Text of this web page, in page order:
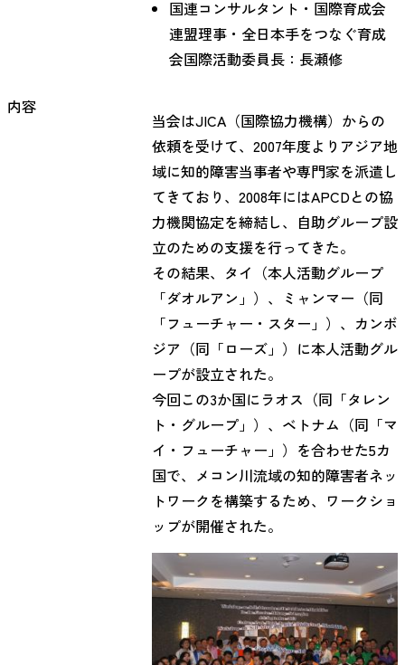
国連コンサルタント・国際育成会
連盟理事・全日本手をつなぐ育成
会国際活動委員長：長瀬修
内容
当会はJICA（国際協力機構）からの
依頼を受けて、2007年度よりアジア地
域に知的障害当事者や専門家を派遣し
てきており、2008年にはAPCDとの協
力機関協定を締結し、自助グループ設
立のための支援を行ってきた。
その結果、タイ（本人活動グループ
「ダオルアン」）、ミャンマー（同
「フューチャー・スター」）、カンボ
ジア（同「ローズ」）に本人活動グル
ープが設立された。
今回この3か国にラオス（同「タレン
ト・グループ」）、ベトナム（同「マ
イ・フューチャー」）を合わせた5カ
国で、メコン川流域の知的障害者ネッ
トワークを構築するため、ワークショ
ップが開催された。